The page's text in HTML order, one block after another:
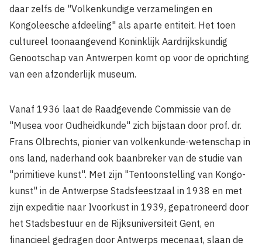
daar zelfs de "Volkenkundige verzamelingen en
Kongoleesche afdeeling" als aparte entiteit. Het toen
cultureel toonaangevend Koninklijk Aardrijkskundig
Genootschap van Antwerpen komt op voor de oprichting
van een afzonderlijk museum.
Vanaf 1936 laat de Raadgevende Commissie van de
"Musea voor Oudheidkunde" zich bijstaan door prof. dr.
Frans Olbrechts, pionier van volkenkunde-wetenschap in
ons land, naderhand ook baanbreker van de studie van
"primitieve kunst". Met zijn "Tentoonstelling van Kongo-
kunst" in de Antwerpse Stadsfeestzaal in 1938 en met
zijn expeditie naar Ivoorkust in 1939, gepatroneerd door
het Stadsbestuur en de Rijksuniversiteit Gent, en
financieel gedragen door Antwerps mecenaat, slaan de